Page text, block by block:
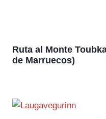
Ruta al Monte
de Marruecos)